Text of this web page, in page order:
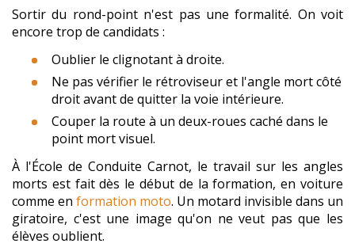
Sortir du rond-point n'est pas une formalité. On voit
encore trop de candidats :
Oublier le clignotant à droite.
Ne pas vérifier le rétroviseur et l'angle mort côté
droit avant de quitter la voie intérieure.
Couper la route à un deux-roues caché dans le
point mort visuel.
À l'École de Conduite Carnot, le travail sur les angles
morts est fait dès le début de la formation, en voiture
comme en formation moto. Un motard invisible dans un
giratoire, c'est une image qu'on ne veut pas que les
élèves oublient.